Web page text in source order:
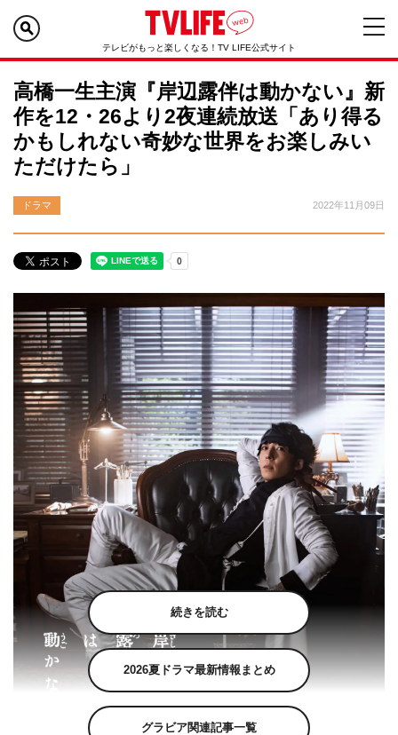
テレビがもっと楽しくなる！TV LIFE公式サイト
高橋一生主演『岸辺露伴は動かない』新
作を12・26より2夜連続放送「あり得る
かもしれない奇妙な世界をお楽しみい
ただけたら」
ドラマ 2022年11月09日
続きを読む
2026夏ドラマ最新情報まとめ
グラビア関連記事一覧